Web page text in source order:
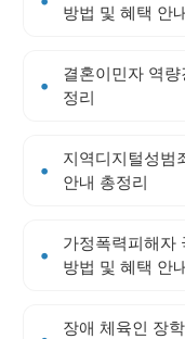
방법 및 혜택 안
결혼이민자 역
정리
지역디지털성범
안내 총정리
가정폭력피해자
방법 및 혜택 안
장애 체육인 장